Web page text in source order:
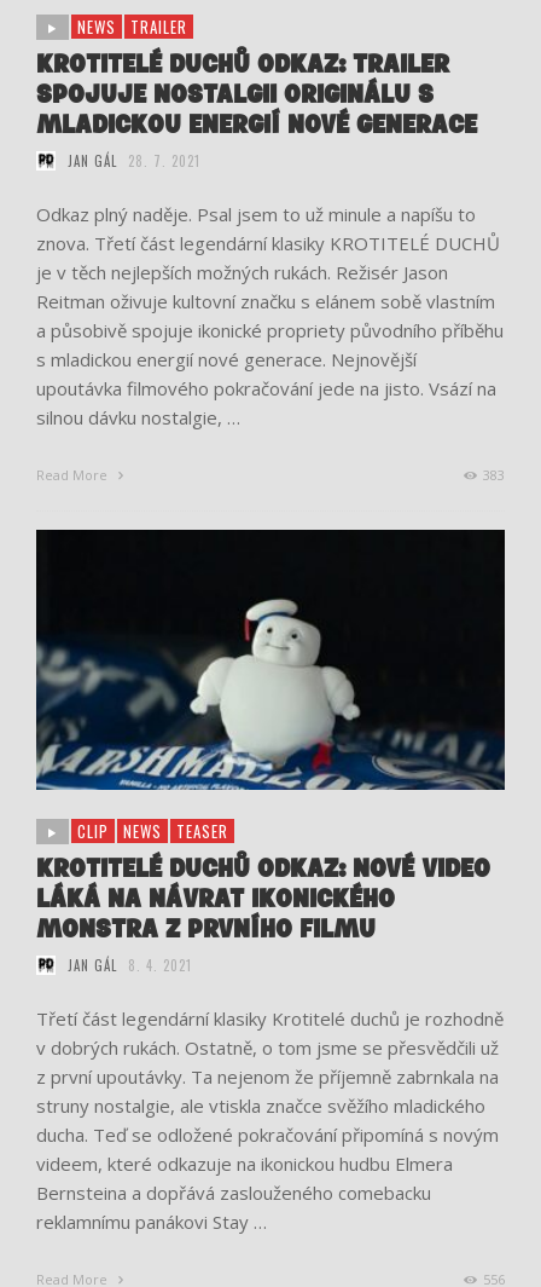
NEWS TRAILER
KROTITELÉ DUCHŮ ODKAZ: TRAILER
SPOJUJE NOSTALGII ORIGINÁLU S
MLADICKOU ENERGIÍ NOVÉ GENERACE
JAN GÁL 28. 7. 2021
Odkaz plný naděje. Psal jsem to už minule a napíšu to
znova. Třetí část legendární klasiky KROTITELÉ DUCHŮ
je v těch nejlepších možných rukách. Režisér Jason
Reitman oživuje kultovní značku s elánem sobě vlastním
a působivě spojuje ikonické propriety původního příběhu
s mladickou energií nové generace. Nejnovější
upoutávka filmového pokračování jede na jisto. Vsází na
silnou dávku nostalgie, …
Read More 383
CLIP NEWS TEASER
KROTITELÉ DUCHŮ ODKAZ: NOVÉ VIDEO
LÁKÁ NA NÁVRAT IKONICKÉHO
MONSTRA Z PRVNÍHO FILMU
JAN GÁL 8. 4. 2021
Třetí část legendární klasiky Krotitelé duchů je rozhodně
v dobrých rukách. Ostatně, o tom jsme se přesvědčili už
z první upoutávky. Ta nejenom že příjemně zabrnkala na
struny nostalgie, ale vtiskla značce svěžího mladického
ducha. Teď se odložené pokračování připomíná s novým
videem, které odkazuje na ikonickou hudbu Elmera
Bernsteina a dopřává zaslouženého comebacku
reklamnímu panákovi Stay …
Read More 556